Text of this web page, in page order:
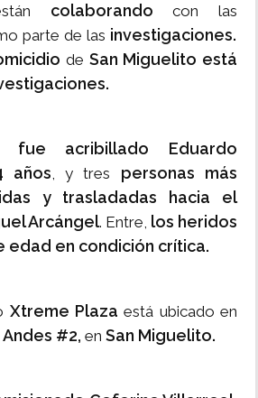
colaborando con las
parte de las investigaciones.
de San Miguelito está
fue acribillado Eduardo
años, y tres personas más
y trasladadas hacia el
Arcángel. Entre, los heridos
edad en condición crítica.
Xtreme Plaza está ubicado en
#2, en San Miguelito.